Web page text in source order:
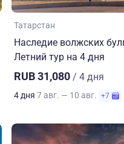
Татарстан
Наследие волжских
Летний тур на 4 дня
RUB 31,080 / 4 дня
4 дня 7 авг. — 10 авг. +7